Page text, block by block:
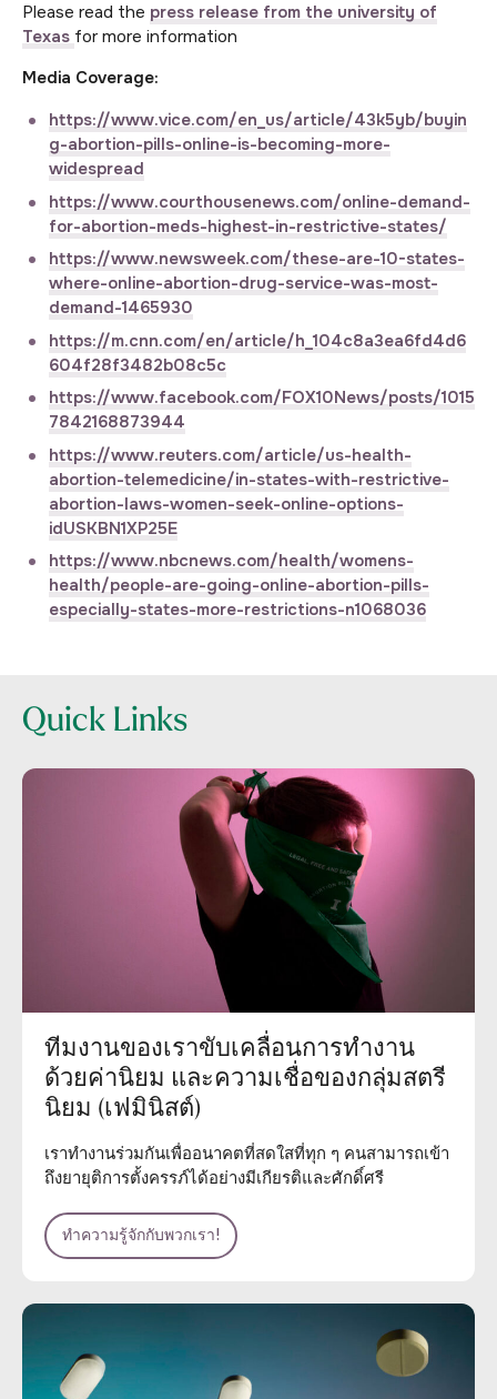
Please read the press release from the university of
Texas for more information
Media Coverage:
https://www.vice.com/en_us/article/43k5yb/buyin
g-abortion-pills-online-is-becoming-more-
widespread
https://www.courthousenews.com/online-demand-
for-abortion-meds-highest-in-restrictive-states/
https://www.newsweek.com/these-are-10-states-
where-online-abortion-drug-service-was-most-
demand-1465930
https://m.cnn.com/en/article/h_104c8a3ea6fd4d6
604f28f3482b08c5c
https://www.facebook.com/FOX10News/posts/1015
7842168873944
https://www.reuters.com/article/us-health-
abortion-telemedicine/in-states-with-restrictive-
abortion-laws-women-seek-online-options-
idUSKBN1XP25E
https://www.nbcnews.com/health/womens-
health/people-are-going-online-abortion-pills-
especially-states-more-restrictions-n1068036
Quick Links
ทีมงานของเราขับเคลื่อนการทำงาน
ด้วยค่านิยม และความเชื่อของกลุ่มสตรี
นิยม (เฟมินิสต์)
เราทำงานร่วมกันเพื่ออนาคตที่สดใสที่ทุก ๆ คนสามารถเข้า
ถึงยายุติการตั้งครรภ์ได้อย่างมีเกียรติและศักดิ์ศรี
ทำความรู้จักกับพวกเรา!